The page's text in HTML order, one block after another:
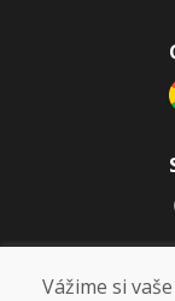
Vážime si